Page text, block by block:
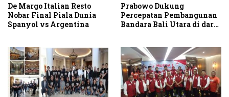
De Margo Italian Resto
Nobar Final Piala Dunia
Spanyol vs Argentina
Prabowo Dukung
Percepatan Pembangunan
Bandara Bali Utara di darat